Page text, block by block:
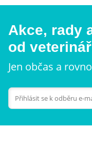
Akce, rady
od
Jen občas a